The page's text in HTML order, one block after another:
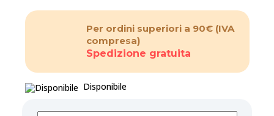
Per ordini superiori a 90€ (IVA
compresa)
Spedizione gratuita
Disponibile